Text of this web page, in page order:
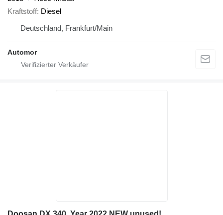
Kraftstoff Diesel
Deutschland, Frankfurt/Main
Automor